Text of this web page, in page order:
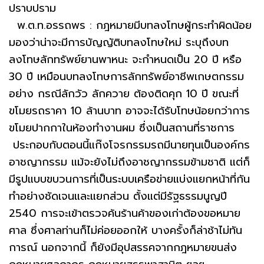
ปราบปราม
พ.ต.ท.อรรถพร : กฎหมายมีบทลงโทษผู้กระทำผิดน้อย
มองว่าน่าจะมีการบัญญัติบทลงโทษใหม่ ระบุถึงบท
ลงโทษลักทรัพย์ยานพาหนะ จะกำหนดเป็น 20 ปี หรือ
30 ปี เหมือนบทลงโทษการลักทรัพย์อาชีพเกษตกรรม
อย่าง กรณีลักวัว ลักควาย ต้องติดคุก 10 ปี ขณะที่
ขโมยรถราคา 10 ล้านบาท อาจจะได้รับโทษน้อยกว่าการ
ขโมยปากกาในห้องทำงานผม ซึ่งเป็นสถานที่ราชการ
ประกอบกับตอนนี้แก๊งโจรกรรมรถมีนายทุนเป็นองค์กร
อาชญากรรม แม้จะยังไม่ถึงอาชญากรรมข้ามชาติ แต่ก็
มีรูปแบบขบวนการที่เป็นระบบเครือข่ายแบ่งแยกหน้าที่กัน
ทำอย่างชัดเจนและแยกส่วน ตั้งแต่มีรัฐธรรมนูญปี
2540 การจะเข้าตรวจค้นร้านค้าของเก่าต้องขอหมาย
ศาล ซึ่งศาลท่านก็ไม่ค่อยออกให้ บางครั้งก็ล่าช้าไม่ทัน
การณ์ นอกจากนี้ ก็ยังมีอุปสรรคจากกฎหมายขนส่ง